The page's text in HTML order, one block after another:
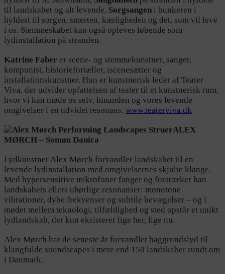
til landskabet og alt levende, Sorgsangen i bunkeren i
hyldest til sorgen, smerten, kærligheden og det, som vil leve
i os. Stemmeskabet kan også opleves løbende som
lydinstallation på stranden.
Katrine Faber er scene- og stemmekunstner, sanger,
komponist, historiefortæller, iscenesætter og
installationskunstner. Hun er kunstnerisk leder af Teater
Viva, der udvider opfattelsen af teater til et kunstnerisk rum,
hvor vi kan møde os selv, hinanden og vores levende
omgivelser i en udvidet resonans. www.teaterviva.dk
ALEX
MØRCH – Sonum Danica
Lydkunstner Alex Mørch forvandler landskabet til en
levende lydinstallation med omgivelsernes skjulte klange.
Med hypersensitive mikrofoner fanger og forstærker han
landskabets ellers uhørlige resonanser: monotone
vibrationer, dybe frekvenser og subtile bevægelser – og i
mødet mellem teknologi, tilfældighed og sted opstår et unikt
lydlandskab, der kun eksisterer lige her, lige nu.
Alex Mørch har de seneste år forvandlet baggrundslyd til
klangfulde soundscapes i mere end 150 landskaber rundt om
i Danmark.